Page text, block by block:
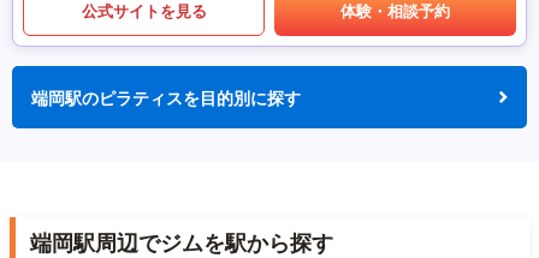
公式サイトを見る 体験・相談予約
端岡駅のピラティスを目的別に探す
端岡駅周辺でジムを駅から探す